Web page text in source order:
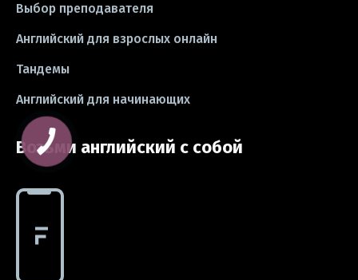
#idioms #эссе
Выбор преподавателя
Английский для взрослых онлайн
Тандемы
Английский для начинающих
Возьми английский с собой